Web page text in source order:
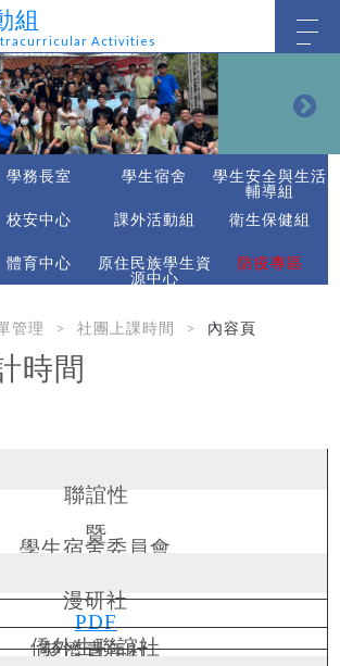
組
Activities
學務長室 學生宿舍
學生安全與生活
輔導組
校安中心 課外活動組 衛生保健組
體育中心
原住民族學生資
源中心
防疫專區
管理 社團上課時間 內容頁
時間
聯誼性
暨
僑外生聯誼社
學生宿舍委員會
PDF
漫研社
慈濟青年社